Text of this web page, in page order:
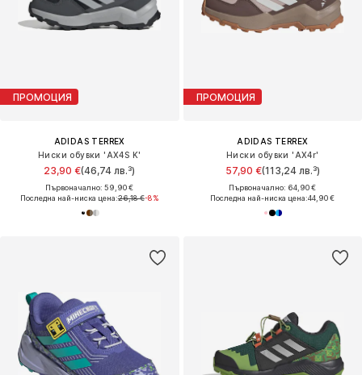
ПРОМОЦИЯ
ADIDAS TERREX
Ниски обувки 'AX4S K'
23,90 €(46,74 лв.³)
Първоначално: 59,90 €
Последна най-ниска цена:26,18 €-8%
ПРОМОЦИЯ
ADIDAS TERREX
Ниски обувки 'AX4r'
57,90 €(113,24 лв.³)
Първоначално: 64,90 €
Последна най-ниска цена:44,90 €